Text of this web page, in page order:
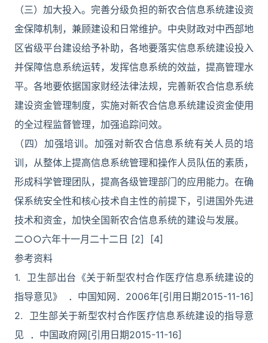
（三）加大投入。完善分级负担的新农合信息系统建设资
金保障机制，兼顾建设和日常维护。中央财政对中西部地
区省级平台建设给予补助，各地要落实信息系统建设投入
并保障信息系统运转，发挥信息系统的效益，提高管理水
平。各地要依据国家财经法律法规，完善新农合信息系统
建设资金管理制度，实施对新农合信息系统建设资金使用
的全过程监督管理，加强追踪问效。
（四）加强培训。加强对新农合信息系统有关人员的培
训，从整体上提高信息系统管理和操作人员队伍的素质，
形成科学管理团队，提高各级管理部门的应用能力。在确
保系统安全性和核心技术自主性的前提下，引进国外先进
技术和资金，加快全国新农合信息系统的建设与发展。
二○○六年十一月二十二日 [2] [4]
参考资料
1. 卫生部出台《关于新型农村合作医疗信息系统建设的
指导意见》 ．中国知网．2006年[引用日期2015-11-16]
2. 卫生部关于新型农村合作医疗信息系统建设的指导意
见 ．中国政府网[引用日期2015-11-16]